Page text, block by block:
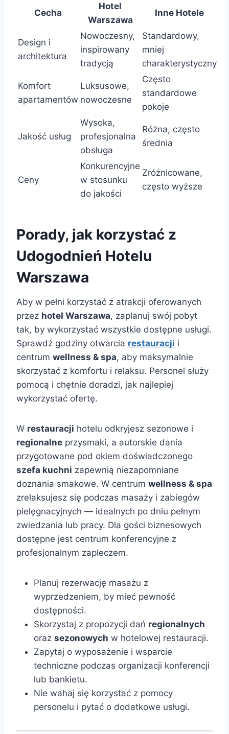
Cecha
Hotel
Warszawa
Inne Hotele
Design i
architektura
Nowoczesny,
inspirowany
tradycją
Standardowy,
mniej
charakterystyczny
Komfort
apartamentów
Luksusowe,
nowoczesne
Często
standardowe
pokoje
Jakość usług
Wysoka,
profesjonalna
obsługa
Różna, często
średnia
Ceny
Konkurencyjne
w stosunku
do jakości
Zróżnicowane,
często wyższe
Porady, jak korzystać z
Udogodnień Hotelu
Warszawa
Aby w pełni korzystać z atrakcji oferowanych
przez hotel Warszawa, zaplanuj swój pobyt
tak, by wykorzystać wszystkie dostępne usługi.
Sprawdź godziny otwarcia restauracji i
centrum wellness & spa, aby maksymalnie
skorzystać z komfortu i relaksu. Personel służy
pomocą i chętnie doradzi, jak najlepiej
wykorzystać ofertę.
W restauracji hotelu odkryjesz sezonowe i
regionalne przysmaki, a autorskie dania
przygotowane pod okiem doświadczonego
szefa kuchni zapewnią niezapomniane
doznania smakowe. W centrum wellness & spa
zrelaksujesz się podczas masaży i zabiegów
pielęgnacyjnych — idealnych po dniu pełnym
zwiedzania lub pracy. Dla gości biznesowych
dostępne jest centrum konferencyjne z
profesjonalnym zapleczem.
Planuj rezerwację masażu z
wyprzedzeniem, by mieć pewność
dostępności.
Skorzystaj z propozycji dań regionalnych
oraz sezonowych w hotelowej restauracji.
Zapytaj o wyposażenie i wsparcie
techniczne podczas organizacji konferencji
lub bankietu.
Nie wahaj się korzystać z pomocy
personelu i pytać o dodatkowe usługi.